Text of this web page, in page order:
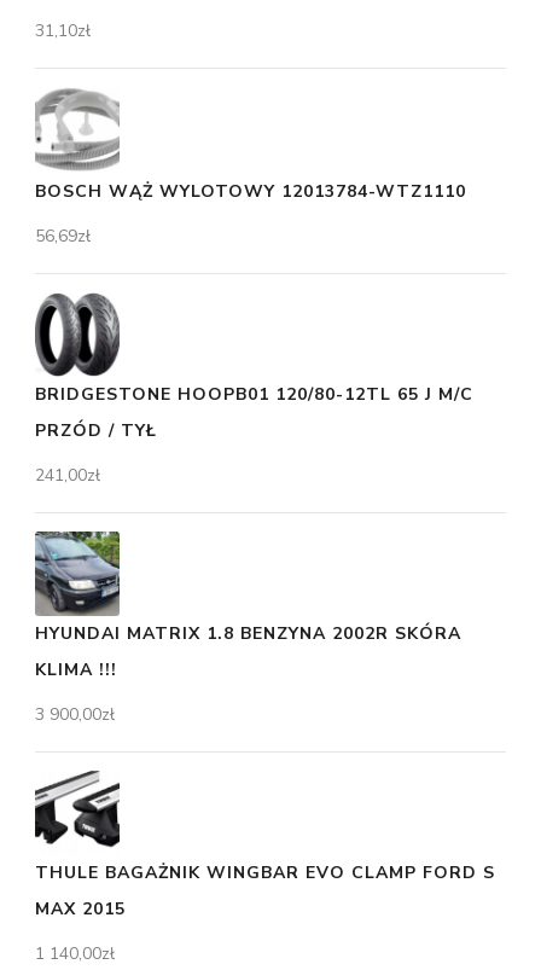
31,10zł
BOSCH WĄŻ WYLOTOWY 12013784-WTZ1110
56,69zł
BRIDGESTONE HOOPB01 120/80-12TL 65 J M/C
PRZÓD / TYŁ
241,00zł
HYUNDAI MATRIX 1.8 BENZYNA 2002R SKÓRA
KLIMA !!!
3 900,00zł
THULE BAGAŻNIK WINGBAR EVO CLAMP FORD S
MAX 2015
1 140,00zł